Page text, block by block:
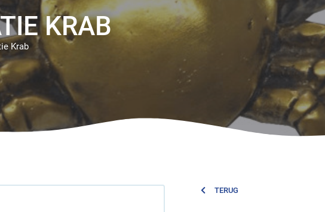
KRAB
Krab
TERUG